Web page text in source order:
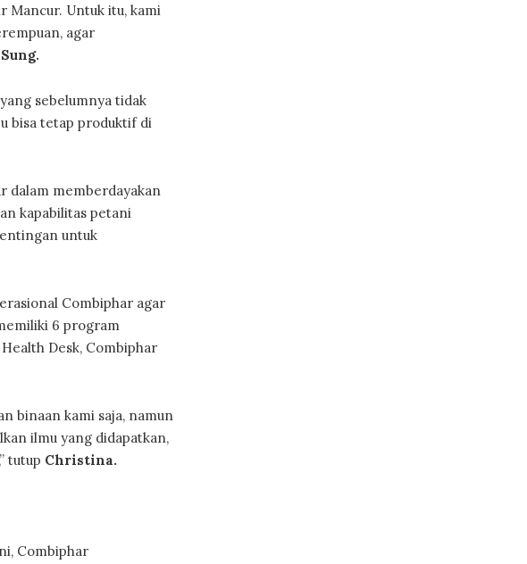
Mancur. Untuk itu, kami
agar
sebelumnya tidak
bisa tetap produktif di
dalam memberdayakan
kapabilitas petani
untuk
Combiphar agar
6 program
Desk, Combiphar
binaan kami saja, namun
ilmu yang didapatkan,
tutup Christina.
Combiphar